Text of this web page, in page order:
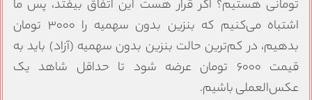
تومانی هستیم؟ اگر قرار هست این اتفاق بیفتد، پس ما
اشتباه می‌کنیم که بنزین بدون سهمیه را ۳۰۰۰ تومان
بدهیم، در کم‌ترین حالت بنزین بدون سهمیه (آزاد) باید به
قیمت ۶۰۰۰ تومان عرضه شود تا حداقل شاهد یک
عکس‌العملی باشیم.